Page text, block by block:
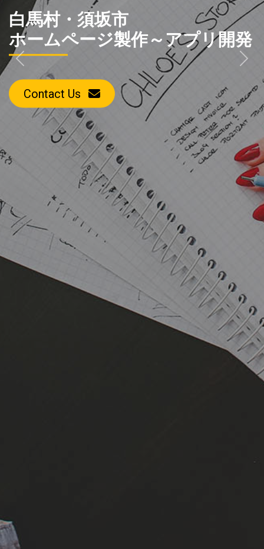
白馬村・須坂市
ホームページ製作～アプリ開発
Contact Us
Previous Next